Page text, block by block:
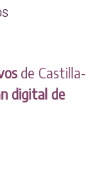
de Castilla-
digital de